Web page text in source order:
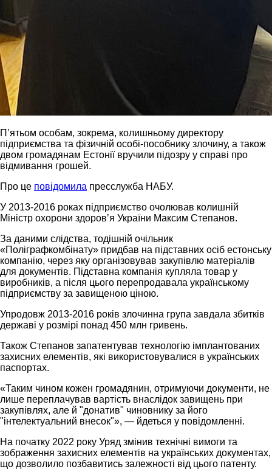
Пʼятьом особам, зокрема, колишньому директору
підприємства та фізичній особі-пособнику злочину, а також
двом громадянам Естонії вручили підозру у справі про
відмивання грошей.
Про це повідомила пресслужба НАБУ.
У 2013-2016 роках підприємство очолював колишній
Міністр охорони здоровʼя України Максим Степанов.
За даними слідства, тодішній очільник
«Поліграфкомбінату» придбав на підставних осіб естонську
компанію, через яку організовував закупівлю матеріалів
для документів. Підставна компанія купляла товар у
виробників, а після цього перепродавала українському
підприємству за завищеною ціною.
Упродовж 2013-2016 років злочинна група завдала збитків
державі у розмірі понад 450 млн гривень.
Також Степанов запатентував технологію імплантованих
захисних елементів, які використовувалися в українських
паспортах.
«Таким чином кожен громадянин, отримуючи документи, не
лише переплачував вартість внаслідок завищень при
закупівлях, але й "донатив" чиновнику за його
"інтелектуальний внесок"», — йдеться у повідомленні.
На початку 2022 року Уряд змінив технічні вимоги та
зображення захисних елементів на українських документах,
що дозволило позбавитись залежності від цього патенту.